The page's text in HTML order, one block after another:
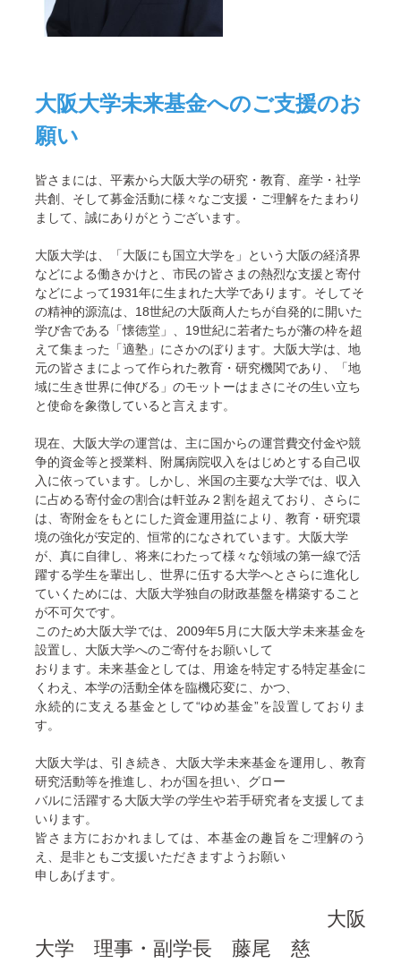
大阪大学未来基金へのご支援のお
願い
皆さまには、平素から大阪大学の研究・教育、産学・社学
共創、そして募金活動に様々なご支援・ご理解をたまわり
まして、誠にありがとうございます。
大阪大学は、「大阪にも国立大学を」という大阪の経済界
などによる働きかけと、市民の皆さまの熱烈な支援と寄付
などによって1931年に生まれた大学であります。そしてそ
の精神的源流は、18世紀の大阪商人たちが自発的に開いた
学び舎である「懐徳堂」、19世紀に若者たちが藩の枠を超
えて集まった「適塾」にさかのぼります。大阪大学は、地
元の皆さまによって作られた教育・研究機関であり、「地
域に生き世界に伸びる」のモットーはまさにその生い立ち
と使命を象徴していると言えます。
現在、大阪大学の運営は、主に国からの運営費交付金や競
争的資金等と授業料、附属病院収入をはじめとする自己収
入に依っています。しかし、米国の主要な大学では、収入
に占める寄付金の割合は軒並み２割を超えており、さらに
は、寄附金をもとにした資金運用益により、教育・研究環
境の強化が安定的、恒常的になされています。大阪大学
が、真に自律し、将来にわたって様々な領域の第一線で活
躍する学生を輩出し、世界に伍する大学へとさらに進化し
ていくためには、大阪大学独自の財政基盤を構築すること
が不可欠です。
このため大阪大学では、2009年5月に大阪大学未来基金を
設置し、大阪大学へのご寄付をお願いして
おります。未来基金としては、用途を特定する特定基金に
くわえ、本学の活動全体を臨機応変に、かつ、
永続的に支える基金として“ゆめ基金”を設置しておりま
す。
大阪大学は、引き続き、大阪大学未来基金を運用し、教育
研究活動等を推進し、わが国を担い、グロー
バルに活躍する大阪大学の学生や若手研究者を支援してま
いります。
皆さま方におかれましては、本基金の趣旨をご理解のう
え、是非ともご支援いただきますようお願い
申しあげます。
大阪
大学 理事・副学長 藤尾 慈